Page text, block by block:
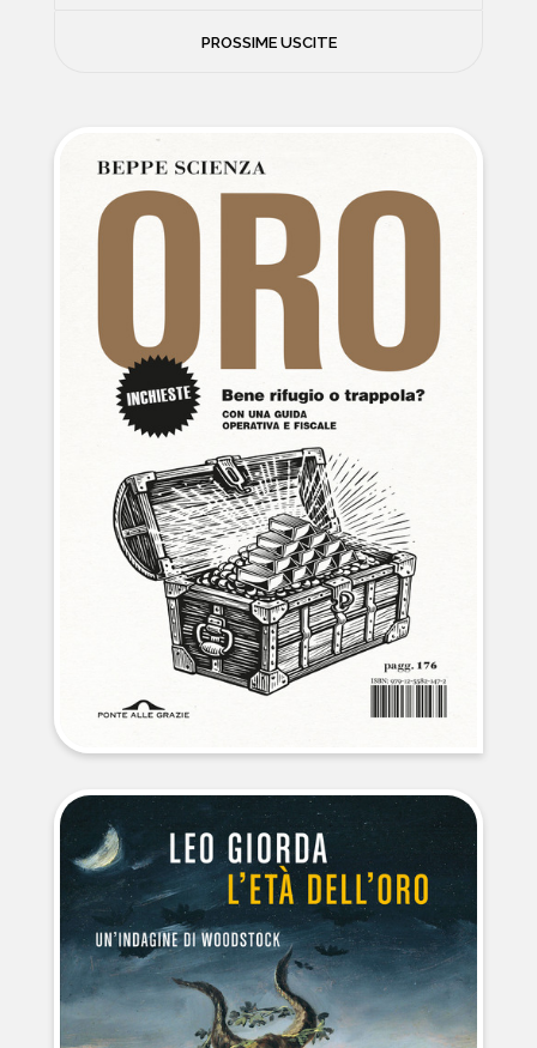
NEWS
SCIENZE
NATURA E VIAGGI
POLITICA E INCHIESTE
STORIE STRAORDINARIE
MUSICA E ARTE
CUCINA E SALUTE
FUORI SCAFFALE
PROSSIME USCITE